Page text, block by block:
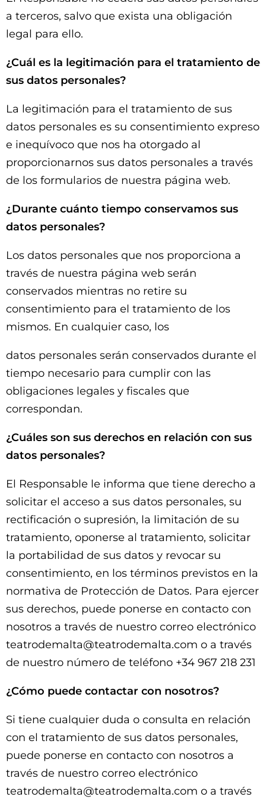
a terceros, salvo que exista una obligación
legal para ello.
¿Cuál es la legitimación para el tratamiento de
sus datos personales?
La legitimación para el tratamiento de sus
datos personales es su consentimiento expreso
e inequívoco que nos ha otorgado al
proporcionarnos sus datos personales a través
de los formularios de nuestra página web.
¿Durante cuánto tiempo conservamos sus
datos personales?
Los datos personales que nos proporciona a
través de nuestra página web serán
conservados mientras no retire su
consentimiento para el tratamiento de los
mismos. En cualquier caso, los
datos personales serán conservados durante el
tiempo necesario para cumplir con las
obligaciones legales y fiscales que
correspondan.
¿Cuáles son sus derechos en relación con sus
datos personales?
El Responsable le informa que tiene derecho a
solicitar el acceso a sus datos personales, su
rectificación o supresión, la limitación de su
tratamiento, oponerse al tratamiento, solicitar
la portabilidad de sus datos y revocar su
consentimiento, en los términos previstos en la
normativa de Protección de Datos. Para ejercer
sus derechos, puede ponerse en contacto con
nosotros a través de nuestro correo electrónico
teatrodemalta@teatrodemalta.com o a través
de nuestro número de teléfono +34 967 218 231
¿Cómo puede contactar con nosotros?
Si tiene cualquier duda o consulta en relación
con el tratamiento de sus datos personales,
puede ponerse en contacto con nosotros a
través de nuestro correo electrónico
teatrodemalta@teatrodemalta.com o a través